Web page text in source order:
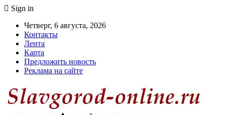
Sign in
Четверг, 6 августа, 2026
Контакты
Лента
Карта
Предложить новость
Реклама на сайте